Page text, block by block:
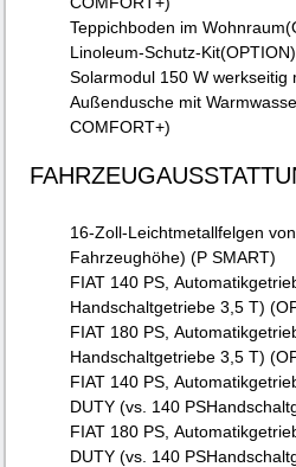
Teppichboden im
Linoleum-Schutz-Kit(OPTION)
Solarmodul 150 W werkseitig
Außendusche mit
COMFORT+)
16-Zoll-Leichtmetallfelgen
Fahrzeughöhe) (P SMART)
FIAT 140 PS,
Handschaltgetriebe 3,5 T)
FIAT 180 PS,
Handschaltgetriebe 3,5 T)
FIAT 140 PS,
DUTY (vs. 140
FIAT 180 PS,
DUTY (vs. 140